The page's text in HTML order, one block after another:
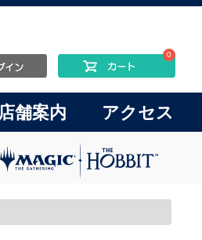
0
店舗案内 アクセス